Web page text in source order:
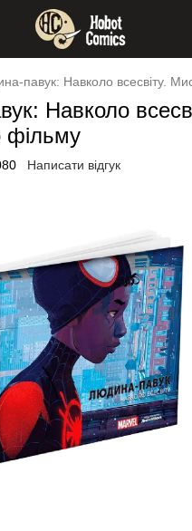
павук: Навколо всесвіту.
Навколо
фільму
Написати відгук